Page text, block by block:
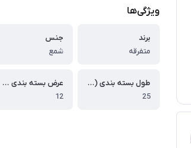
ویژگی‌ها
برند
متفرقه
جنس
شمع
طول بسته بندی (سانتی متر)
25
عرض بسته بندی (سانتی متر)
12